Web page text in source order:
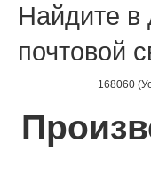
Найдите в
почтовой
168060